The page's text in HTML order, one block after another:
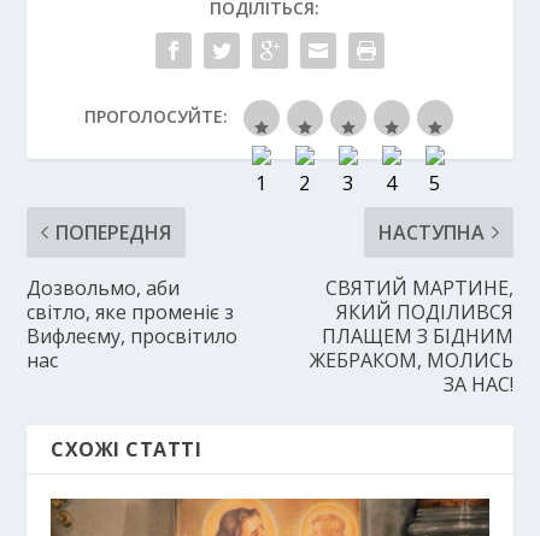
ПОДІЛІТЬСЯ:
ПРОГОЛОСУЙТЕ:
ПОПЕРЕДНЯ
Дозвольмо, аби
світло, яке променіє з
Вифлеєму, просвітило
нас
НАСТУПНА
СВЯТИЙ МАРТИНЕ,
ЯКИЙ ПОДІЛИВСЯ
ПЛАЩЕМ З БІДНИМ
ЖЕБРАКОМ, МОЛИСЬ
ЗА НАС!
СХОЖІ СТАТТІ